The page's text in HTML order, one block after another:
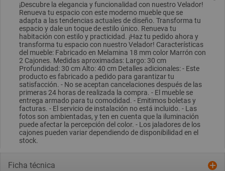
¡Descubre la elegancia y funcionalidad con nuestro Velador!
Renueva tu espacio con este moderno mueble que se
adapta a las tendencias actuales de diseño. Transforma tu
espacio y dale un toque de estilo único. Renueva tu
habitación con estilo y practicidad. ¡Haz tu pedido ahora y
transforma tu espacio con nuestro Velador! Características
del mueble: Fabricado en Melamina 18 mm color Marrón con
2 Cajones. Medidas aproximadas: Largo: 30 cm
Profundidad: 30 cm Alto: 40 cm Detalles adicionales: - Este
producto es fabricado a pedido para garantizar tu
satisfacción. - No se aceptan cancelaciones después de las
primeras 24 horas de realizada la compra. - El mueble se
entrega armado para tu comodidad. - Emitimos boletas y
facturas. - El servicio de instalación no está incluido. - Las
fotos son ambientadas, y ten en cuenta que la iluminación
puede afectar la percepción del color. - Los jaladores de los
cajones pueden variar dependiendo de disponibilidad en el
stock.
Ficha técnica